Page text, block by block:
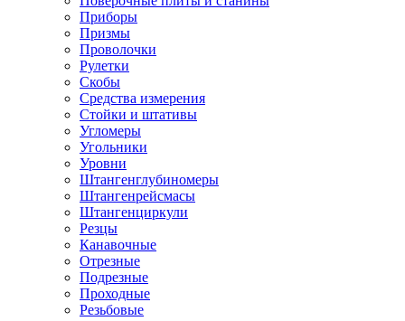
Приборы
Призмы
Проволочки
Рулетки
Скобы
Средства измерения
Стойки и штативы
Угломеры
Угольники
Уровни
Штангенглубиномеры
Штангенрейсмасы
Штангенциркули
Резцы
Канавочные
Отрезные
Подрезные
Проходные
Резьбовые